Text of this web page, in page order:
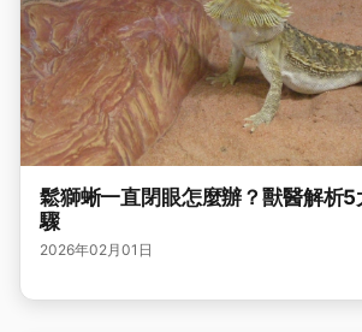
鬆獅蜥一直閉眼怎麼辦？獸醫解析
驟
2026年02月01日